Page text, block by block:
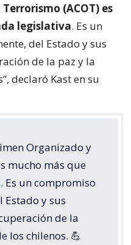
(ACOT) es
legislativa. Es un
del Estado y sus
de la paz y la
declaró Kast en su
Organizado y
mucho más que
Es un compromiso
y sus
de la
los chilenos. 💪